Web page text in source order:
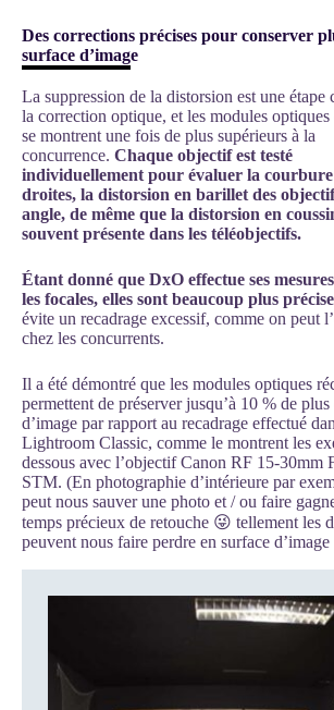
Des corrections précises pour conserver
surface d’image
La suppression de la distorsion est une étape
la correction optique, et les modules
se montrent une fois de plus supérieurs à la
concurrence. Chaque objectif est testé
individuellement pour évaluer la courbure
droites, la distorsion en barillet des
angle, de même que la distorsion en
souvent présente dans les téléobjectifs.
Étant donné que DxO effectue ses
les focales, elles sont beaucoup plus
évite un recadrage excessif, comme on peut
chez les concurrents.
Il a été démontré que les modules optiques
permettent de préserver jusqu’à 10 % de plus
d’image par rapport au recadrage effectué
Lightroom Classic, comme le montrent les
dessous avec l’objectif Canon RF 15-30mm
STM. (En photographie d’intérieure par
peut nous sauver une photo et / ou faire
temps précieux de retouche 😜 tellement les
peuvent nous faire perdre en surface